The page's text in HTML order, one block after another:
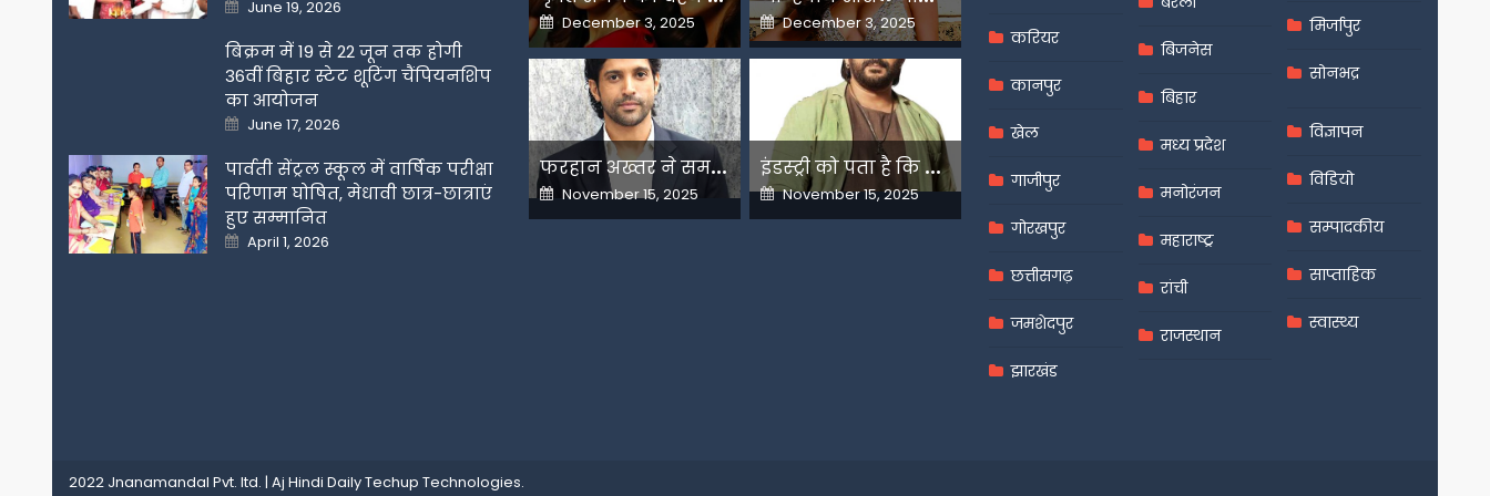
on
June 19, 2026
बिक्रम में 19 से 22 जून तक होगी
36वीं बिहार स्टेट शूटिंग चैंपियनशिप
का आयोजन
Posted
on
June 17, 2026
पार्वती सेंट्रल स्कूल में वार्षिक परीक्षा
परिणाम घोषित, मेधावी छात्र-छात्राएं
हुए सम्मानित
Posted
on
April 1, 2026
Posted
on
December 3, 2025 Posted
on
December 3, 2025
फ
रहान अख्तर ने समझाया देशभक्ति और अंधभक्ति का फर्क
Posted
on
November 15, 2025
इ
ंडस्ट्री को पता है कि मैं कहीं नहीं जाने वाला-अरशद वारसी
Posted
on
November 15, 2025
करियर
कानपुर
खेल
गाजीपुर
गोरखपुर
छत्तीसगढ़
जमशेदपुर
झारखंड
बिजनेस
बिहार
मध्य प्रदेश
मनोरंजन
महाराष्ट्र
रांची
राजस्थान
मिर्जापुर
सोनभद्र
विज्ञापन
विडियो
सम्पादकीय
साप्ताहिक
स्वास्थ्य
2022 Jnanamandal Pvt. ltd. | Aj Hindi DailyTechup Technologies.